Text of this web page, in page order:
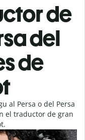
de
del
de
al Persa o del Persa
el traductor de gran